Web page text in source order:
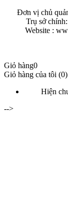
Đơn vị chủ
Trụ sở
Website :
Giỏ hàng0
Giỏ hàng của tôi (0)
Hiện
-->